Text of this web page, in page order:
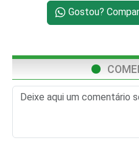
Gostou?